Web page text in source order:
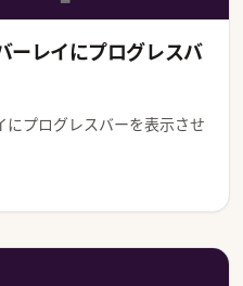
ーレイにプログレスバ
にプログレスバーを表示させ